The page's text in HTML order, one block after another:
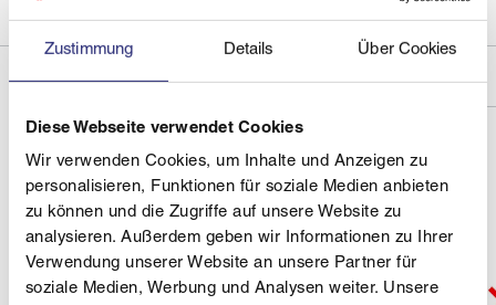
Zustimmung Details Über Cookies
Diese Webseite verwendet Cookies
Wir verwenden Cookies, um Inhalte und Anzeigen zu
personalisieren, Funktionen für soziale Medien anbieten
zu können und die Zugriffe auf unsere Website zu
analysieren. Außerdem geben wir Informationen zu Ihrer
Verwendung unserer Website an unsere Partner für
soziale Medien, Werbung und Analysen weiter. Unsere